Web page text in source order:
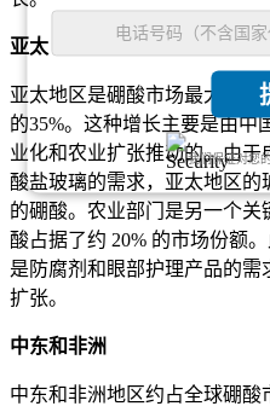
我们保证对您
亚太
亚太地区是硼酸市场最大且
的35%。这种增长主要是由中
业化和农业扩张推动的。由
酸盐玻璃的需求，亚太地区的
的硼酸。农业部门是另一个
酸占据了约 20% 的市场份额
是防腐剂和眼部护理产品的
扩张。
中东和非洲
中东和非洲地区约占全球硼酸